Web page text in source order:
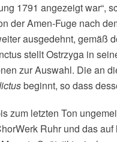
1791 angezeigt war“,
der Amen-Fuge nach
ausgedehnt, gemäß
stellt Ostrzyga in
zur Auswahl. Die an
beginnt, so dass
zum letzten Ton
Ruhr und das